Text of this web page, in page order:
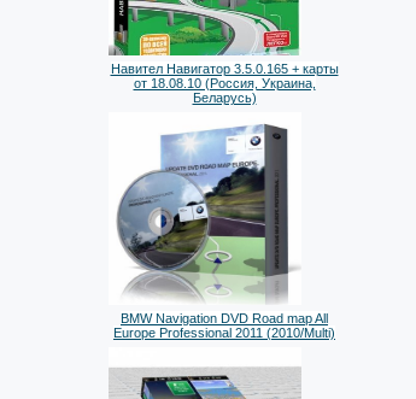
Навител Навигатор 3.5.0.165 + карты
от 18.08.10 (Россия, Украина,
Беларусь)
BMW Navigation DVD Road map All
Europe Professional 2011 (2010/Multi)